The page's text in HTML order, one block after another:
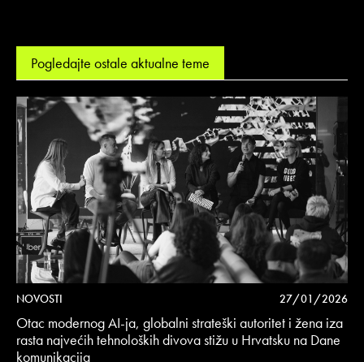
Pogledajte ostale aktualne teme
NOVOSTI 27/01/2026
Otac modernog AI-ja, globalni strateški autoritet i žena iza
rasta najvećih tehnoloških divova stižu u Hrvatsku na Dane
komunikacija